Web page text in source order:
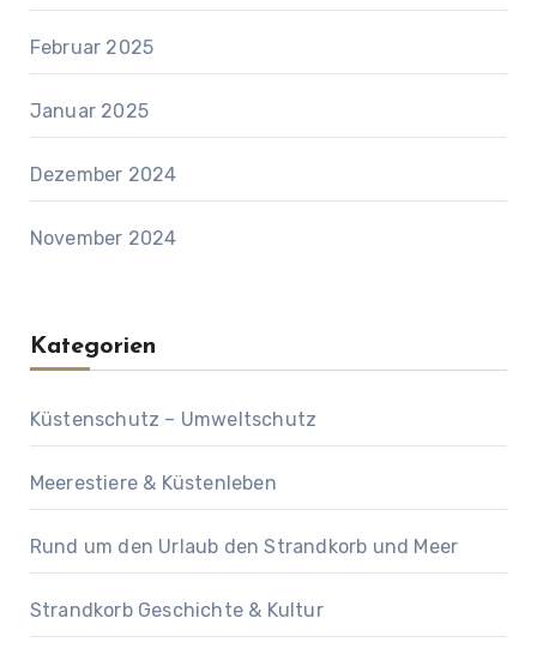
Februar 2025
Januar 2025
Dezember 2024
November 2024
Kategorien
Küstenschutz – Umweltschutz
Meerestiere & Küstenleben
Rund um den Urlaub den Strandkorb und Meer
Strandkorb Geschichte & Kultur